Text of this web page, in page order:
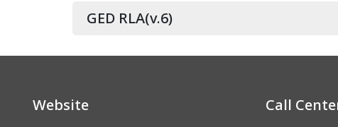
GED RLA(v.6)
Website Call